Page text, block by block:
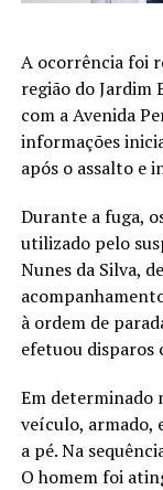
A ocorrência foi
região do Jardim
com a Avenida
informações
após o assalto e
Durante a fuga,
utilizado pelo
Nunes da Silva,
à ordem de
efetuou disparos
Em determinado
veículo, armado,
a pé. Na
O homem foi